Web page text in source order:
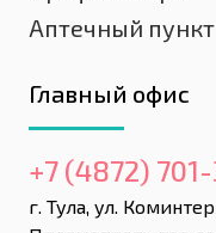
Аптечный пункт
Главный офис
+7 (4872)
г. Тула, ул.